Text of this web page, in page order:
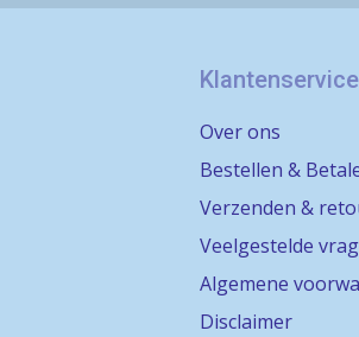
Klantenservice
Over ons
Bestellen &
Verzenden &
Veelgestelde
Algemene
Disclaimer